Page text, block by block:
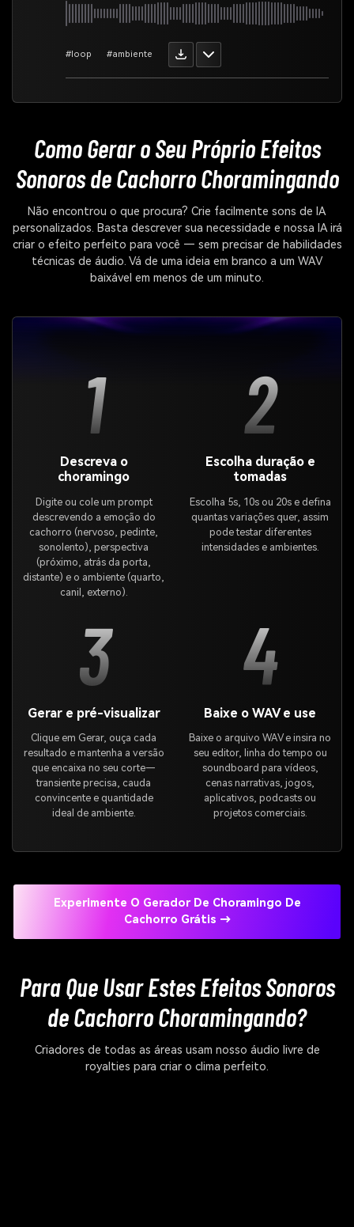
#loop #ambiente
Como Gerar o Seu PróprioEfeitos
Sonoros de Cachorro Choramingando
Não encontrou o que procura? Crie facilmente sons de IA
personalizados. Basta descrever sua necessidade e nossa IA irá
criar o efeito perfeito para você — sem precisar de habilidades
técnicas de áudio. Vá de uma ideia em branco a um WAV
baixável em menos de um minuto.
1
Descreva o
choramingo
Digite ou cole um prompt
descrevendo a emoção do
cachorro (nervoso, pedinte,
sonolento), perspectiva
(próximo, atrás da porta,
distante) e o ambiente (quarto,
canil, externo).
2
Escolha duração e
tomadas
Escolha 5s, 10s ou 20s e defina
quantas variações quer, assim
pode testar diferentes
intensidades e ambientes.
3
Gerar e pré-visualizar
Clique em Gerar, ouça cada
resultado e mantenha a versão
que encaixa no seu corte—
transiente precisa, cauda
convincente e quantidade
ideal de ambiente.
4
Baixe o WAV e use
Baixe o arquivo WAV e insira no
seu editor, linha do tempo ou
soundboard para vídeos,
cenas narrativas, jogos,
aplicativos, podcasts ou
projetos comerciais.
Experimente O Gerador De Choramingo De
Cachorro Grátis →
Para Que Usar Estes Efeitos Sonoros
de Cachorro Choramingando?
Criadores de todas as áreas usam nosso áudio livre de
royalties para criar o clima perfeito.